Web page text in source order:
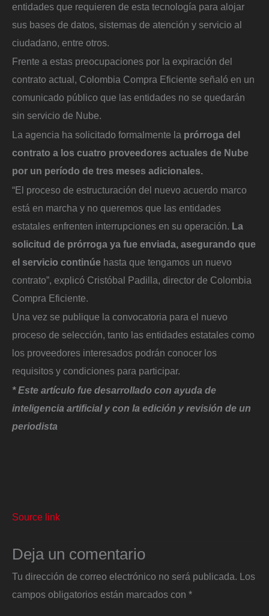
entidades que requieren de esta tecnología para alojar
sus bases de datos, sistemas de atención y servicio al
ciudadano, entre otros.
Frente a estas preocupaciones por la expiración del
contrato actual, Colombia Compra Eficiente señaló en un
comunicado público que las entidades no se quedarán
sin servicio de Nube.
La agencia ha solicitado formalmente la prórroga del
contrato a los cuatro proveedores actuales de Nube
por un período de tres meses adicionales.
“El proceso de estructuración del nuevo acuerdo marco
está en marcha y no queremos que las entidades
estatales enfrenten interrupciones en su operación. La
solicitud de prórroga ya fue enviada, asegurando que
el servicio continúe hasta que tengamos un nuevo
contrato”, explicó Cristóbal Padilla, director de Colombia
Compra Eficiente.
Una vez se publique la convocatoria para el nuevo
proceso de selección, tanto las entidades estatales como
los proveedores interesados podrán conocer los
requisitos y condiciones para participar.
* Este artículo fue desarrollado con ayuda de
inteligencia artificial y con la edición y revisión de un
periodista
Source link
Deja un comentario
Tu dirección de correo electrónico no será publicada. Los
campos obligatorios están marcados con *